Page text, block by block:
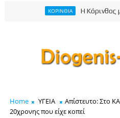
ΚΟΡΙΝΘΙΑ Η Κόρινθος
Home ΥΓΕΙΑ
Απίστευτο: Στο
20χρονης που είχε κοπεί